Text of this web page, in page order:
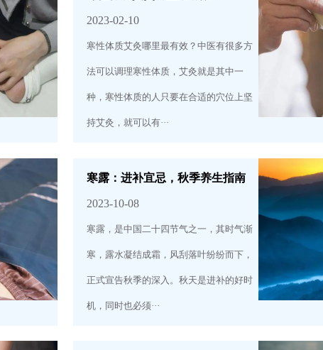
2023-02-10
寒性体质艾灸哪里最有效？中医有很多方
法可以调理寒性体质，艾灸就是其中一
种，寒性体质的人只要在合适的穴位上坚
持艾灸，就可以有···
寒露：进补宜忌，秋季养生指南
2023-10-08
寒露，是中国二十四节气之一，其时气渐
寒，露水凝结成霜，风刮落叶纷纷而下，
正式宣告秋季的深入。秋天是进补的好时
机，同时也必须···